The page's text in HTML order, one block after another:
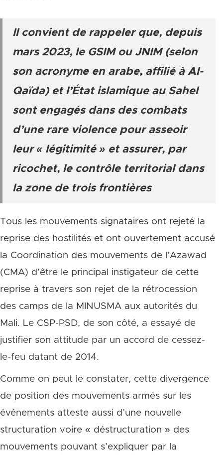
Il convient de rappeler que, depuis
mars 2023, le GSIM ou JNIM (selon
son acronyme en arabe, affilié à Al-
Qaïda) et l’État islamique au Sahel
sont engagés dans des combats
d’une rare violence pour asseoir
leur « légitimité » et assurer, par
ricochet, le contrôle territorial dans
la zone de trois frontières
Tous les mouvements signataires ont rejeté la
reprise des hostilités et ont ouvertement accusé
la Coordination des mouvements de l’Azawad
(CMA) d’être le principal instigateur de cette
reprise à travers son rejet de la rétrocession
des camps de la MINUSMA aux autorités du
Mali. Le CSP-PSD, de son côté, a essayé de
justifier son attitude par un accord de cessez-
le-feu datant de 2014.
Comme on peut le constater, cette divergence
de position des mouvements armés sur les
événements atteste aussi d’une nouvelle
structuration voire « déstructuration » des
mouvements pouvant s’expliquer par la